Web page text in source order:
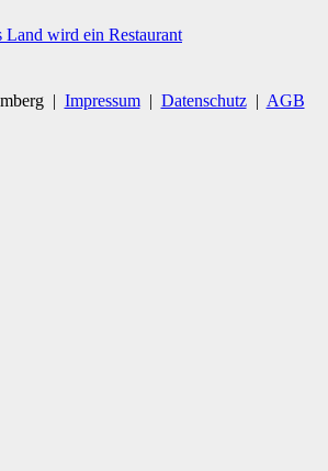
Land wird ein Restaurant
| Impressum| Datenschutz| AGB